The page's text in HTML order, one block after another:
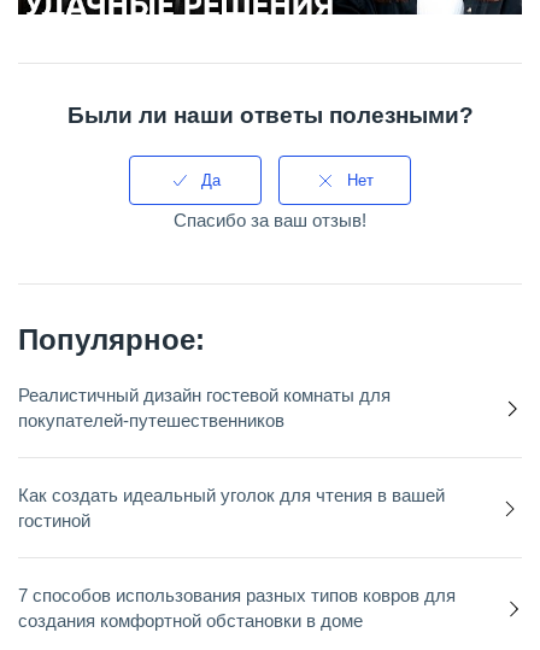
Были ли наши ответы полезными?
Да Нет
Спасибо за ваш отзыв!
Популярное:
Реалистичный дизайн гостевой комнаты для
покупателей-путешественников
Как создать идеальный уголок для чтения в вашей
гостиной
7 способов использования разных типов ковров для
создания комфортной обстановки в доме